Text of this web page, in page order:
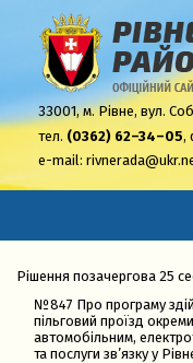
33001,м. Рівне, вул.
тел. (0362) 62–34–05,
e-mail:
Рішення позачергова 25
№847 Про програму
пільговий проїзд
автомобільним,
та послуги зв’язку у